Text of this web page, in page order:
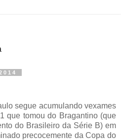
segue acumulando vexames
que tomou do Bragantino (que
do Brasileiro da Série B) em
precocemente da Copa do